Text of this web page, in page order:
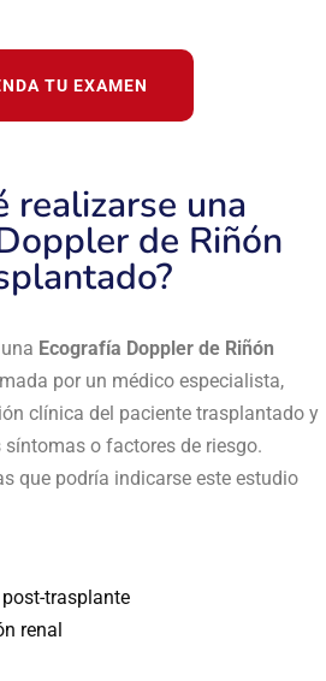
TU EXAMEN
realizarse una
de Riñón
Ecografía Doppler de Riñón
por un médico especialista,
clínica del paciente trasplantado y
o factores de riesgo.
que podría indicarse este estudio
trasplante
renal